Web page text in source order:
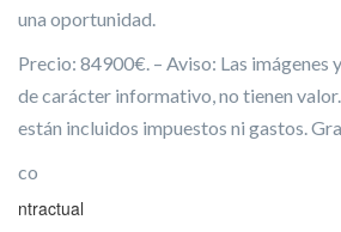
una oportunidad.
Precio: 84900€. – Aviso: Las imágenes
de carácter informativo, no tienen
están incluidos impuestos ni gastos.
co
ntractual